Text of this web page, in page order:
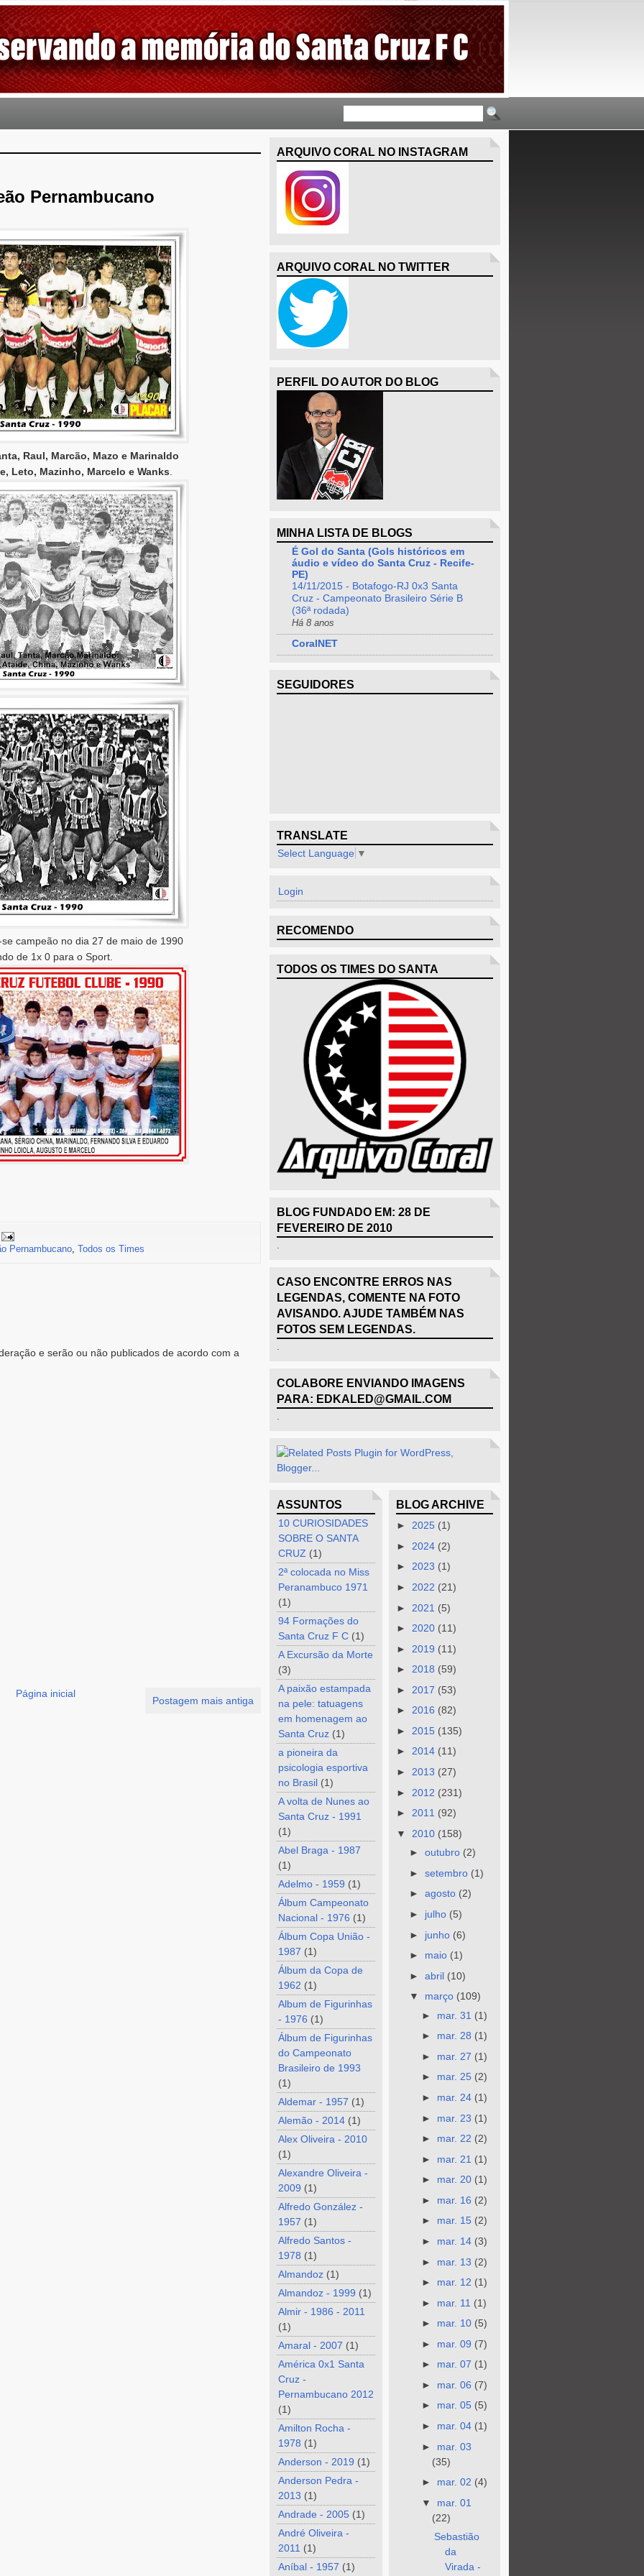
Pernambucano
Raul, Marcão, Mazo e Marinaldo
Leto, Mazinho, Marcelo e Wanks
campeão no dia 27 de maio de 1990
de 1x 0 para o Sport.
Pernambucano, Todos os Times
e serão ou não publicados de acordo com a
Postagem mais antiga
Página inicial
ARQUIVO CORAL NO INSTAGRAM
ARQUIVO CORAL NO TWITTER
PERFIL DO AUTOR DO BLOG
MINHA LISTA DE BLOGS
É Gol do Santa (Gols históricos em
áudio e vídeo do Santa Cruz - Recife-
PE)
14/11/2015 - Botafogo-RJ 0x3 Santa
Cruz - Campeonato Brasileiro Série B
(36ª rodada)
Há 8 anos
CoralNET
SEGUIDORES
TRANSLATE
Select Language ▼
Login
RECOMENDO
TODOS OS TIMES DO SANTA
BLOG FUNDADO EM: 28 DE
FEVEREIRO DE 2010
CASO ENCONTRE ERROS NAS
LEGENDAS, COMENTE NA FOTO
AVISANDO. AJUDE TAMBÉM NAS
FOTOS SEM LEGENDAS.
COLABORE ENVIANDO IMAGENS
PARA: EDKALED@GMAIL.COM
ASSUNTOS
10 CURIOSIDADES
SOBRE O SANTA
CRUZ (1)
2ª colocada no Miss
Peranambuco 1971
(1)
94 Formações do
Santa Cruz F C (1)
A Excursão da Morte
(3)
A paixão estampada
na pele: tatuagens
em homenagem ao
Santa Cruz (1)
a pioneira da
psicologia esportiva
no Brasil (1)
A volta de Nunes ao
Santa Cruz - 1991
(1)
Abel Braga - 1987
(1)
Adelmo - 1959 (1)
Álbum Campeonato
Nacional - 1976 (1)
Álbum Copa União -
1987 (1)
Álbum da Copa de
1962 (1)
Album de Figurinhas
- 1976 (1)
Álbum de Figurinhas
do Campeonato
Brasileiro de 1993
(1)
Aldemar - 1957 (1)
Alemão - 2014 (1)
Alex Oliveira - 2010
(1)
Alexandre Oliveira -
2009 (1)
Alfredo González -
1957 (1)
Alfredo Santos -
1978 (1)
Almandoz (1)
Almandoz - 1999 (1)
Almir - 1986 - 2011
(1)
Amaral - 2007 (1)
América 0x1 Santa
Cruz -
Pernambucano 2012
(1)
Amilton Rocha -
1978 (1)
Anderson - 2019 (1)
Anderson Pedra -
2013 (1)
Andrade - 2005 (1)
André Oliveira -
2011 (1)
Aníbal - 1957 (1)
BLOG ARCHIVE
►2025 (1)
► 2024 (2)
►2023 (1)
► 2022 (21)
► 2021 (5)
► 2020 (11)
► 2019 (11)
►2018 (59)
► 2017 (53)
►2016 (82)
► 2015 (135)
►2014 (11)
► 2013 (27)
► 2012 (231)
► 2011 (92)
▼ 2010 (158)
► outubro (2)
► setembro (1)
► agosto (2)
► julho (5)
► junho (6)
► maio (1)
► abril (10)
▼ março (109)
► mar. 31 (1)
► mar. 28 (1)
► mar. 27 (1)
► mar. 25 (2)
► mar. 24 (1)
► mar. 23 (1)
► mar. 22 (2)
► mar. 21 (1)
► mar. 20 (1)
► mar. 16 (2)
► mar. 15 (2)
► mar. 14 (3)
► mar. 13 (2)
► mar. 12 (1)
► mar. 11 (1)
► mar. 10 (5)
► mar. 09 (7)
► mar. 07 (1)
► mar. 06 (7)
► mar. 05 (5)
► mar. 04 (1)
► mar. 03
(35)
► mar. 02 (4)
▼ mar. 01
(22)
Sebastião
da
Virada -